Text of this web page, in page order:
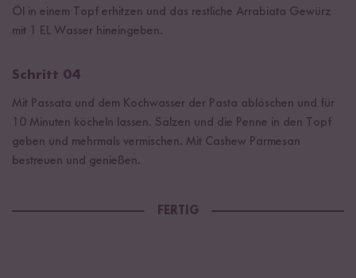
Öl in einem Topf erhitzen und das restliche Arrabiata Gewürz
mit 1 EL Wasser hineingeben.
Schritt 04
Mit Passata und dem Kochwasser der Pasta ablöschen und für
10 Minuten köcheln lassen. Salzen und die Penne in den Topf
geben und mehrmals vermischen. Mit Cashew Parmesan
bestreuen und genießen.
FERTIG